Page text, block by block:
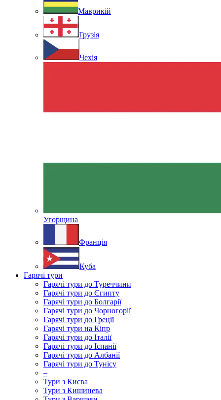
Маврикій
Грузія
Чехія
Угорщина
Франція
Куба
Гарячі тури
Гарячі тури до Туреччини
Гарячі тури до Єгипту
Гарячі тури до Болгарії
Гарячі тури до Чорногорії
Гарячі тури до Греції
Гарячі тури на Кіпр
Гарячі тури до Італії
Гарячі тури до Іспанії
Гарячі тури до Албанії
Гарячі тури до Тунісу
–
Тури з Києва
Тури з Кишинева